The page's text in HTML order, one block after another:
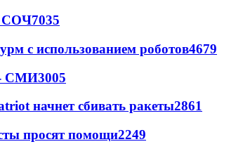
СОЧ7035
с использованием роботов4679
- СМИ3005
начнет сбивать ракеты2861
просят помощи2249